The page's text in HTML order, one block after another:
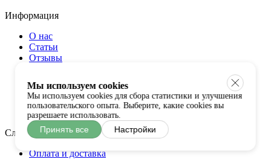
Информация
О нас
Статьи
Отзывы
Архив
Карта сайта
Оферта
Служба поддержки
Оплата и доставка
Мы используем cookies
Мы используем cookies для сбора статистики и улучшения
пользовательского опыта. Выберите, какие cookies вы
разрешаете использовать.
Принять все Настройки